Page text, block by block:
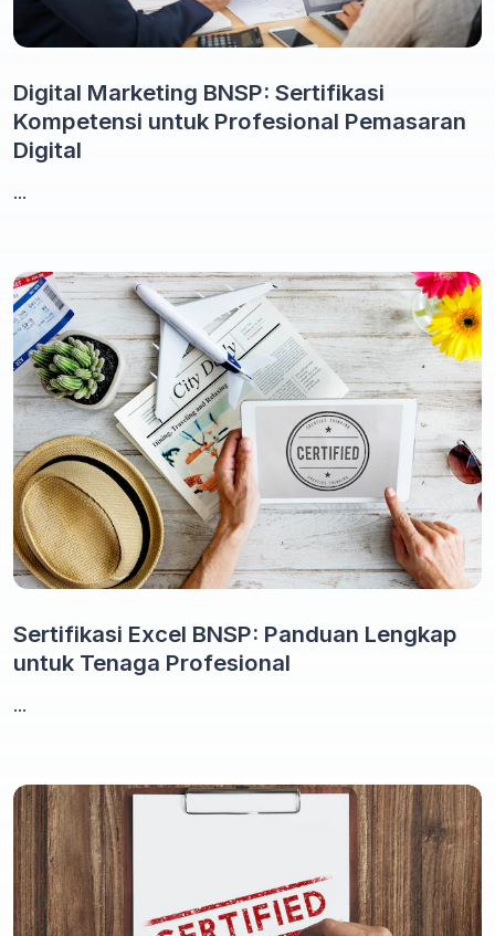
Digital Marketing BNSP: Sertifikasi
Kompetensi untuk Profesional Pemasaran
Digital
...
Sertifikasi Excel BNSP: Panduan Lengkap
untuk Tenaga Profesional
...